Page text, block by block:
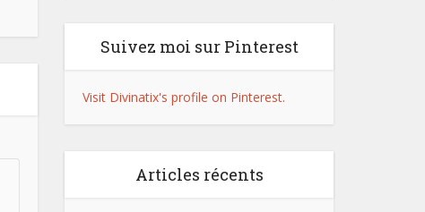
Suivez moi sur Pinterest
Visit Divinatix's profile on Pinterest.
Articles récents